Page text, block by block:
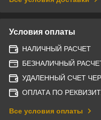
Условия оплаты
НАЛИЧНЫЙ РАСЧЕТ
БЕЗНАЛИЧНЫЙ
УДАЛЕННЫЙ СЧЕТ
ОПЛАТА ПО
Все условия оплаты